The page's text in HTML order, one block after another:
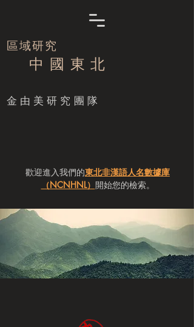
區域研究
中 國 東 北
​金由美研究團隊
歡迎進入我們的東北非漢語人名數據庫
（NCNHNL） 開始您的檢索。